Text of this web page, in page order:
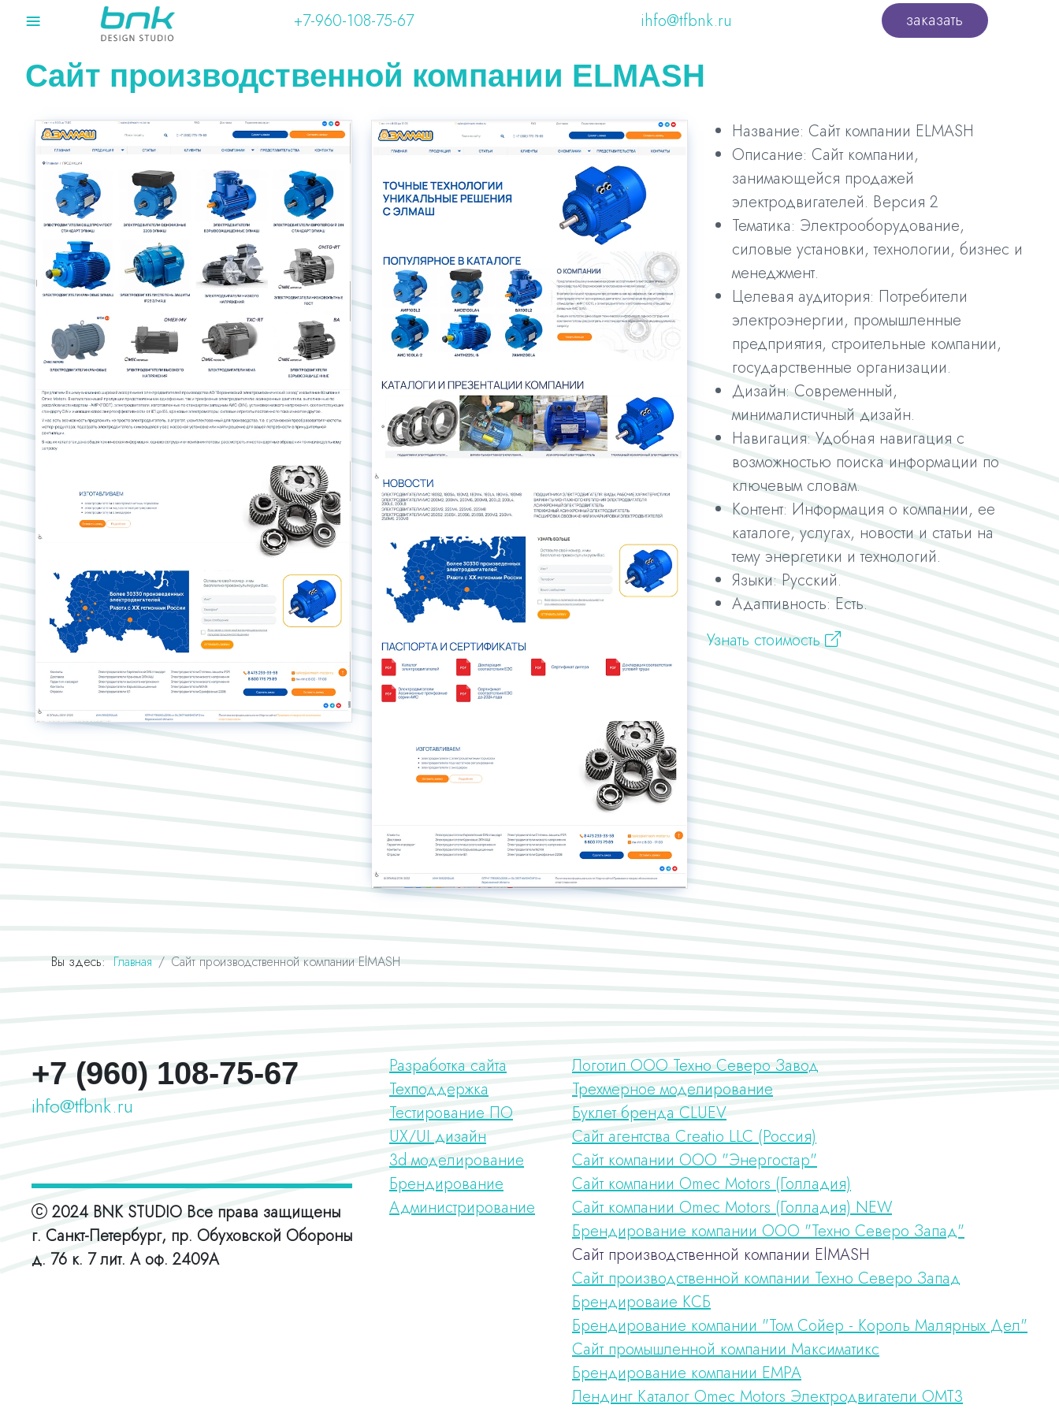
≡ +7-960-108-75-67 ihfo@tfbnk.ru заказать
Сайт производственной компании ELMASH
Название: Сайт компании ELMASH
Описание: Сайт компании,
занимающейся продажей
электродвигателей. Версия 2
Тематика: Электрооборудование,
силовые установки, технологии, бизнес и
менеджмент.
Целевая аудитория: Потребители
электроэнергии, промышленные
предприятия, строительные компании,
государственные организации.
Дизайн: Современный,
минималистичный дизайн.
Навигация: Удобная навигация с
возможностью поиска информации по
ключевым словам.
Контент: Информация о компании, ее
каталоге, услугах, новости и статьи на
тему энергетики и технологий.
Языки: Русский.
Адаптивность: Есть.
Узнать стоимость
Вы здесь: Главная Сайт производственной компании ElMASH
+7 (960) 108-75-67
ihfo@tfbnk.ru
2024 BNK STUDIO Все права защищены
г. Санкт-Петербург, пр. Обуховской Обороны
д. 76 к. 7 лит. А оф. 2409А
Разработка сайта
Техподдержка
Тестирование ПО
UX/UI дизайн
3d моделирование
Брендирование
Администрирование
Логотип ООО Техно Северо Завод
Трехмерное моделирование
Буклет бренда CLUEV
Сайт агентства Creatio LLC (Россия)
Сайт компании ООО "Энергостар"
Сайт компании Omec Motors (Голладия)
Сайт компании Omec Motors (Голладия) NEW
Брендирование компании ООО "Техно Северо Запад"
Сайт производственной компании ElMASH
Сайт производственной компании Техно Северо Запад
Брендироваие КСБ
Брендирование компании "Том Сойер - Король Малярных Дел"
Сайт промышленной компании Максиматикс
Брендирование компании EMPA
Лендинг Каталог Omec Motors Электродвигатели ОМТ3